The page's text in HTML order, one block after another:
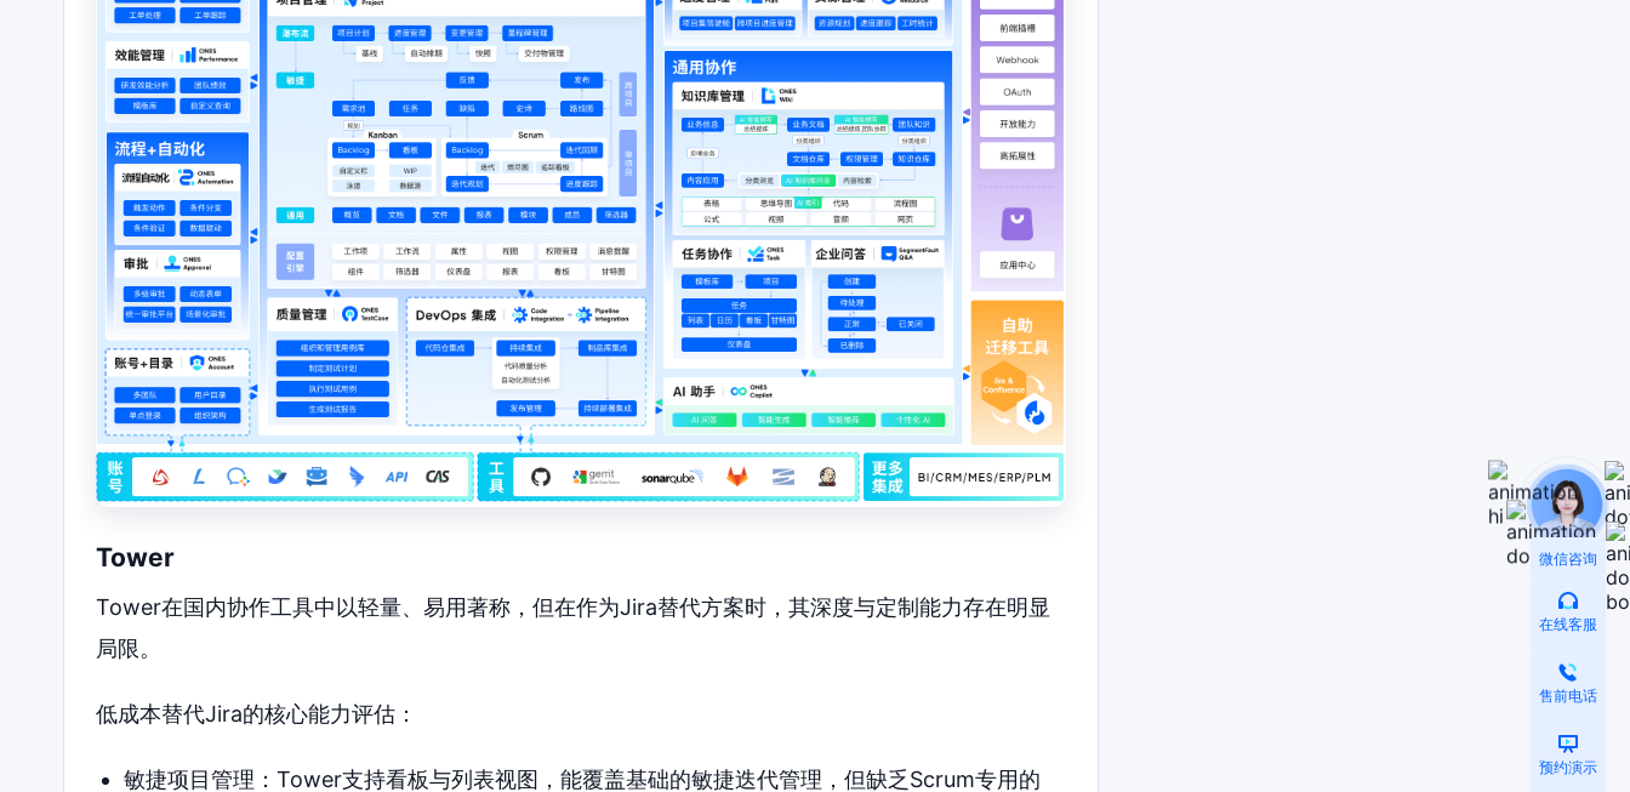
Tower
Tower在国内协作工具中以轻量、易用著称，但在作为Jira替代方案时，其深度与定制能力存在明显
局限。
低成本替代Jira的核心能力评估：
敏捷项目管理：Tower支持看板与列表视图，能覆盖基础的敏捷迭代管理，但缺乏Scrum专用的
微信咨询
在线客服
售前电话
预约演示